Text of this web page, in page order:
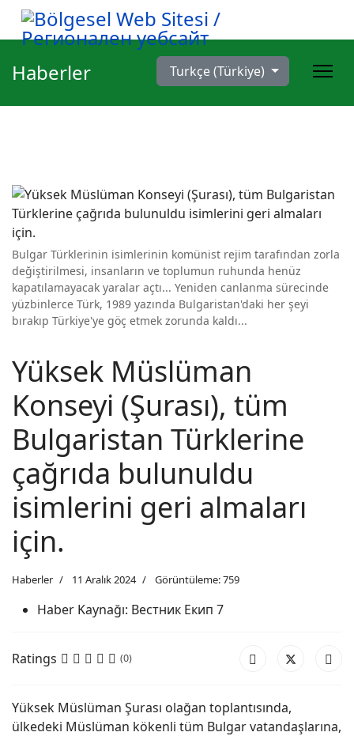
Dilinizi seçin
Turkçe (Türkiye)
Haberler
Bulgar Türklerinin isimlerinin komünist rejim tarafından zorla
değiştirilmesi, insanların ve toplumun ruhunda henüz
kapatılamayacak yaralar açtı... Yeniden canlanma sürecinde
yüzbinlerce Türk, 1989 yazında Bulgaristan'daki her şeyi
bırakıp Türkiye'ye göç etmek zorunda kaldı...
Yüksek Müslüman
Konseyi (Şurası), tüm
Bulgaristan Türklerine
çağrıda bulunuldu
isimlerini geri almaları
için.
Haberler 11 Aralık 2024 Görüntüleme: 759
Haber Kaynağı: Вестник Екип 7
Ratings (0)
Yüksek Müslüman Şurası olağan toplantısında,
ülkedeki Müslüman kökenli tüm Bulgar vatandaşlarına,